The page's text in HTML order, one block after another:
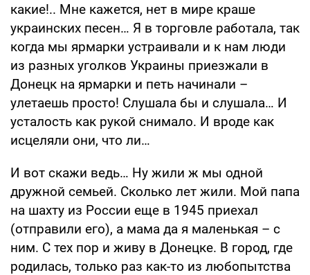
какие!.. Мне кажется, нет в мире краше
украинских песен… Я в торговле работала, так
когда мы ярмарки устраивали и к нам люди
из разных уголков Украины приезжали в
Донецк на ярмарки и петь начинали –
улетаешь просто! Слушала бы и слушала… И
усталость как рукой снимало. И вроде как
исцеляли они, что ли…
И вот скажи ведь… Ну жили ж мы одной
дружной семьей. Сколько лет жили. Мой папа
на шахту из России еще в 1945 приехал
(отправили его), а мама да я маленькая – с
ним. С тех пор и живу в Донецке. В город, где
родилась, только раз как-то из любопытства